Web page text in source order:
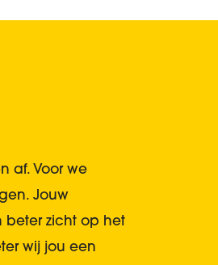
af. Voor we
Jouw
beter zicht op het
wij jou een